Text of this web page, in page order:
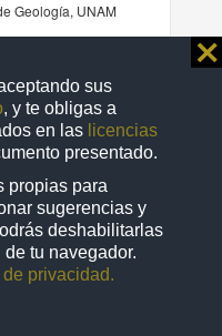
sus
, y te obligas a
en las licencias
presentado.
propias para
sugerencias y
deshabilitarlas
tu navegador.
privacidad.
⨯
Geología, UNAM